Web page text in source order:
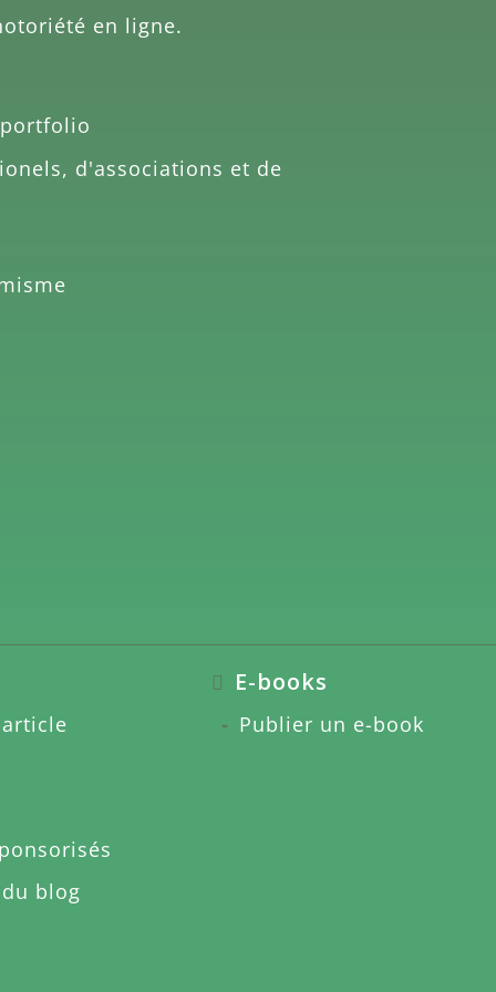
en ligne.
d'associations et de
blog
E-books
Publier un e-book